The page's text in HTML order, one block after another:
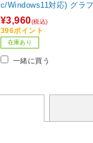
c/Windows11対応) グラ
イト M650MGR ［光学
無線(ワイヤレス) /5ボタ
Bluetooth・USB］
¥3,960(税込)
396ポイント
在庫あり
一緒に買う